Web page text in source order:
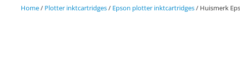
Home/ Plotter inktcartridges/ Epson plotter inktcartridges/ Huismerk